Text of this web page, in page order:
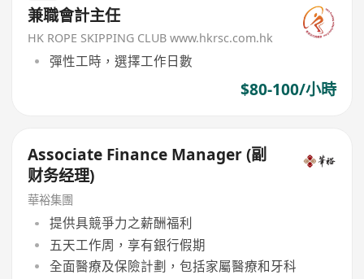
兼職會計主任
HK ROPE SKIPPING CLUB www.hkrsc.com.hk
彈性工時，選擇工作日數
$80-100/小時
Associate Finance Manager (副
财务经理)
華裕集團
提供具競爭力之薪酬福利
五天工作周，享有銀行假期
全面醫療及保險計劃，包括家屬醫療和牙科